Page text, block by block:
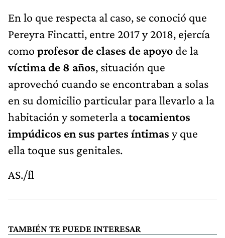
En lo que respecta al caso, se conoció que
Pereyra Fincatti, entre 2017 y 2018, ejercía
como profesor de clases de apoyo de la
víctima de 8 años, situación que
aprovechó cuando se encontraban a solas
en su domicilio particular para llevarlo a la
habitación y someterla atocamientos
impúdicos en sus partes íntimas y que
ella toque sus genitales.
AS./fl
TAMBIÉN TE PUEDE INTERESAR